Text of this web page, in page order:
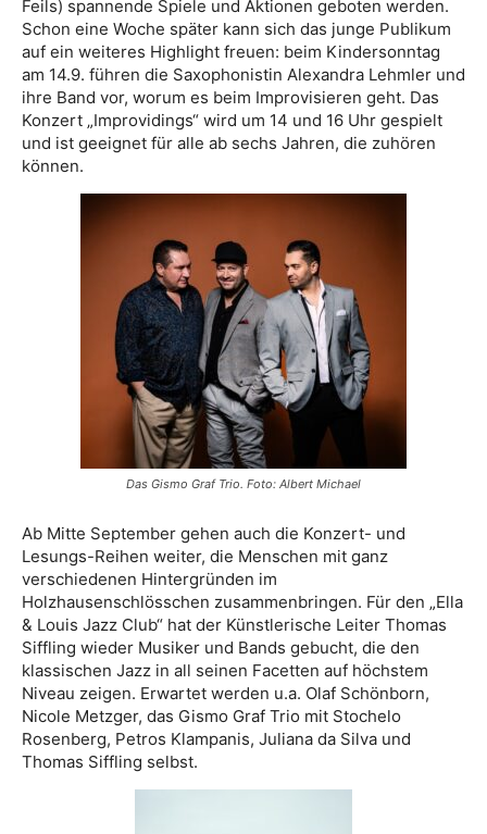
Feils) spannende Spiele und Aktionen geboten werden.
Schon eine Woche später kann sich das junge Publikum
auf ein weiteres Highlight freuen: beim Kindersonntag
am 14.9. führen die Saxophonistin Alexandra Lehmler und
ihre Band vor, worum es beim Improvisieren geht. Das
Konzert „Improvidings“ wird um 14 und 16 Uhr gespielt
und ist geeignet für alle ab sechs Jahren, die zuhören
können.
Das Gismo Graf Trio. Foto: Albert Michael
Ab Mitte September gehen auch die Konzert- und
Lesungs-Reihen weiter, die Menschen mit ganz
verschiedenen Hintergründen im
Holzhausenschlösschen zusammenbringen. Für den „Ella
& Louis Jazz Club“ hat der Künstlerische Leiter Thomas
Siffling wieder Musiker und Bands gebucht, die den
klassischen Jazz in all seinen Facetten auf höchstem
Niveau zeigen. Erwartet werden u.a. Olaf Schönborn,
Nicole Metzger, das Gismo Graf Trio mit Stochelo
Rosenberg, Petros Klampanis, Juliana da Silva und
Thomas Siffling selbst.